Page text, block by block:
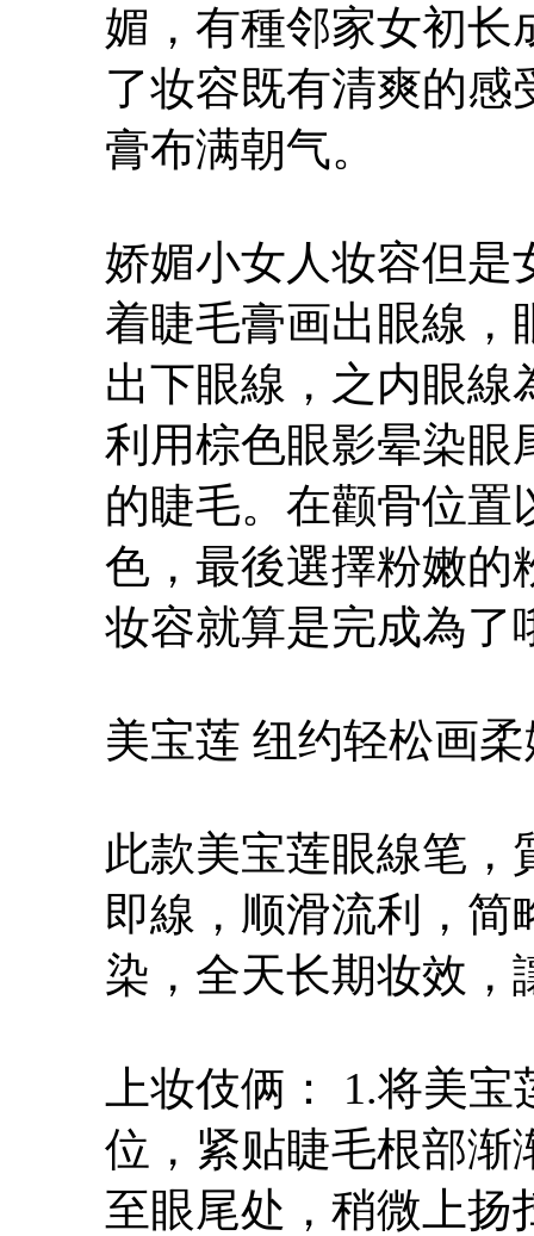
媚，有種邻家女初长
了妆容既有清爽的感
膏布满朝气。
娇媚小女人妆容但是
着睫毛膏画出眼線，
出下眼線，之内眼線
利用棕色眼影晕染眼
的睫毛。在颧骨位置
色，最後選擇粉嫩的
妆容就算是完成為了
美宝莲 纽约轻松画
此款美宝莲眼線笔，
即線，顺滑流利，简
染，全天长期妆效，
上妆伎俩： 1.将美
位，紧贴睫毛根部渐
至眼尾处，稍微上扬